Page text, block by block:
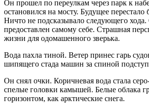
Он прошел по переулкам через парк к
остановился на мосту. Будущее
Ничто не подсказывало следующего
предоставлен самому себе. Страшная
жизни для одомашенного зверька.
Вода пахла тиной. Ветер принес гарь
шипящего стада машин за спиной
Он снял очки. Коричневая вода стала
спелые головки камышей. Белые облака
горизонтом, как арктические снега.